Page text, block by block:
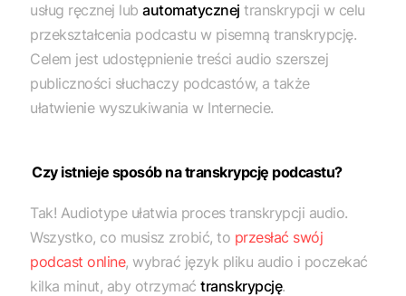
usług ręcznej lubautomatycznej transkrypcji w celu
przekształcenia podcastu w pisemną transkrypcję.
Celem jest udostępnienie treści audio szerszej
publiczności słuchaczy podcastów, a także
ułatwienie wyszukiwania w Internecie.
Czy istnieje sposób na transkrypcję podcastu?
Tak! Audiotype ułatwia proces transkrypcji audio.
Wszystko, co musisz zrobić, to przesłać swój
podcast online, wybrać język pliku audio i poczekać
kilka minut, aby otrzymaćtranskrypcję.